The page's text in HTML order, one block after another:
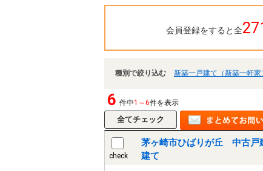
会員登録をすると全
種別で絞り込む 新築一戸建て（新築一軒家
6 件中1～6件を表示
check
茅ヶ崎市ひばりが丘 中古戸
建て